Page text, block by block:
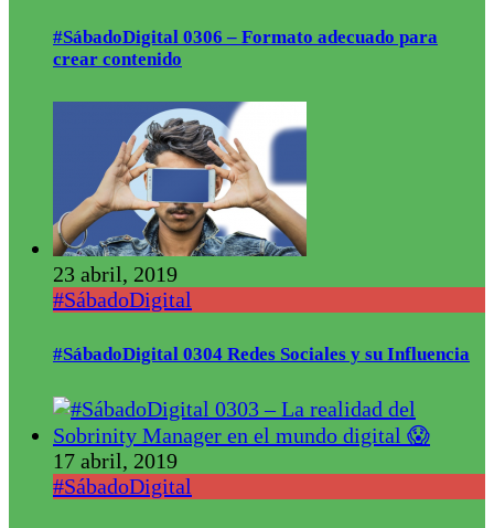
#SábadoDigital 0306 – Formato adecuado para
crear contenido
23 abril, 2019
#SábadoDigital
#SábadoDigital 0304 Redes Sociales y su Influencia
17 abril, 2019
#SábadoDigital